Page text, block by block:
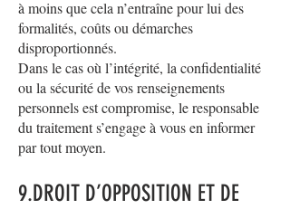
à moins que cela n’entraîne pour lui des
formalités, coûts ou démarches
disproportionnés.
Dans le cas où l’intégrité, la confidentialité
ou la sécurité de vos renseignements
personnels est compromise, le responsable
du traitement s’engage à vous en informer
par tout moyen.
9.DROIT D’OPPOSITION ET DE